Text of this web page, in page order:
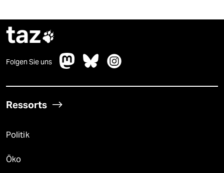
taz
Folgen Sie uns
Ressorts
Politik
Öko